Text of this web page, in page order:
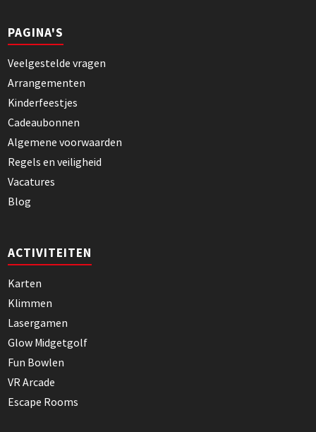
PAGINA'S
Veelgestelde vragen
Arrangementen
Kinderfeestjes
Cadeaubonnen
Algemene voorwaarden
Regels en veiligheid
Vacatures
Blog
ACTIVITEITEN
Karten
Klimmen
Lasergamen
Glow Midgetgolf
Fun Bowlen
VR Arcade
Escape Rooms